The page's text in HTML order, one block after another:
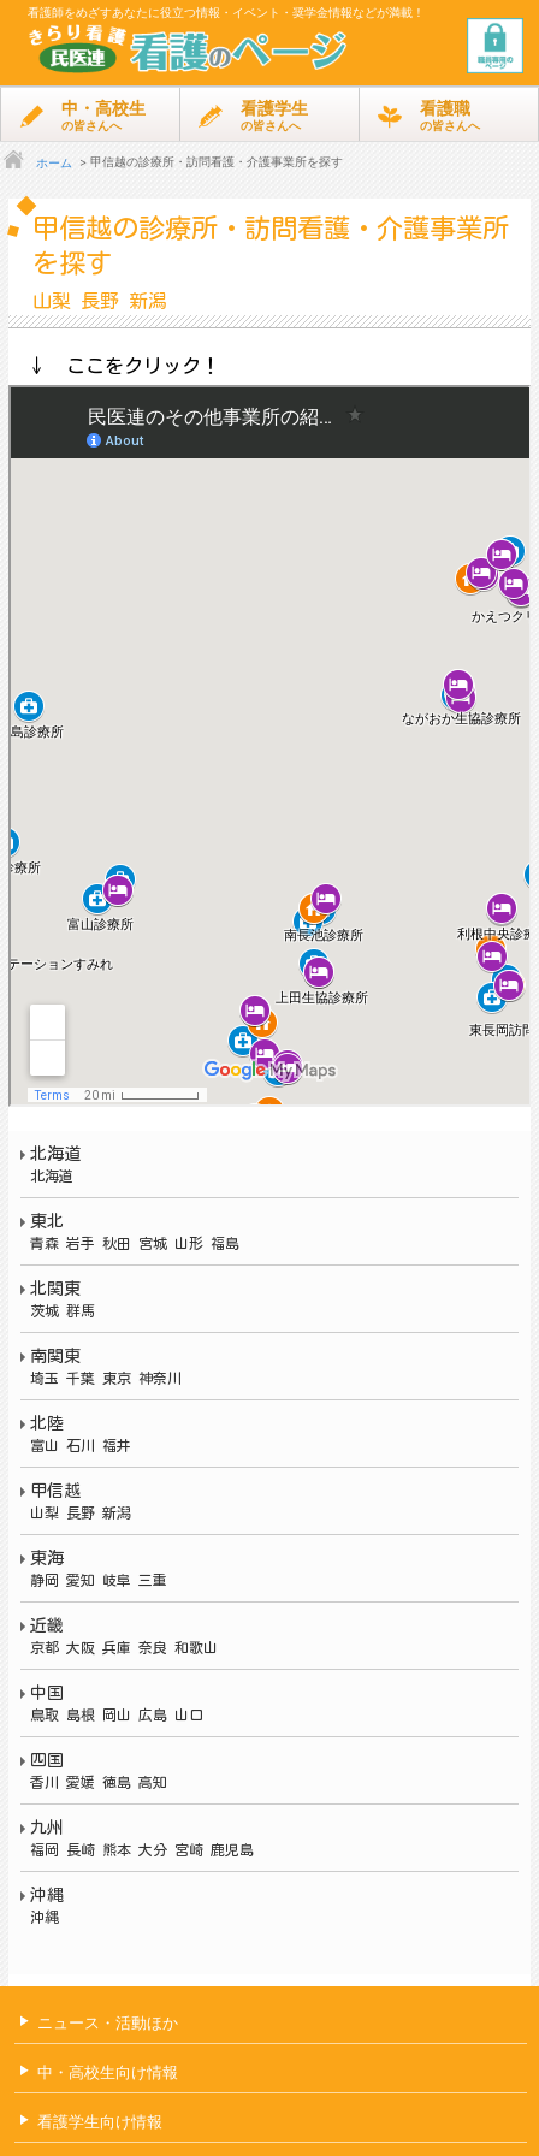
看護師をめざすあなたに役立つ情報・イベント・奨学金情報などが満載！
中・高校生
の皆さんへ
看護学生
の皆さんへ
看護職
の皆さんへ
ホーム 甲信越の診療所・訪問看護・介護事業所を探す
甲信越の診療所・訪問看護・介護事業所
を探す
山梨 長野 新潟
↓ ここをクリック！
北海道
北海道
東北
青森 岩手 秋田 宮城 山形 福島
北関東
茨城 群馬
南関東
埼玉 千葉 東京 神奈川
北陸
富山 石川 福井
甲信越
山梨 長野 新潟
東海
静岡 愛知 岐阜 三重
近畿
京都 大阪 兵庫 奈良 和歌山
中国
鳥取 島根 岡山 広島 山口
四国
香川 愛媛 徳島 高知
九州
福岡 長崎 熊本 大分 宮崎 鹿児島
沖縄
沖縄
ニュース・活動ほか
中・高校生向け情報
看護学生向け情報